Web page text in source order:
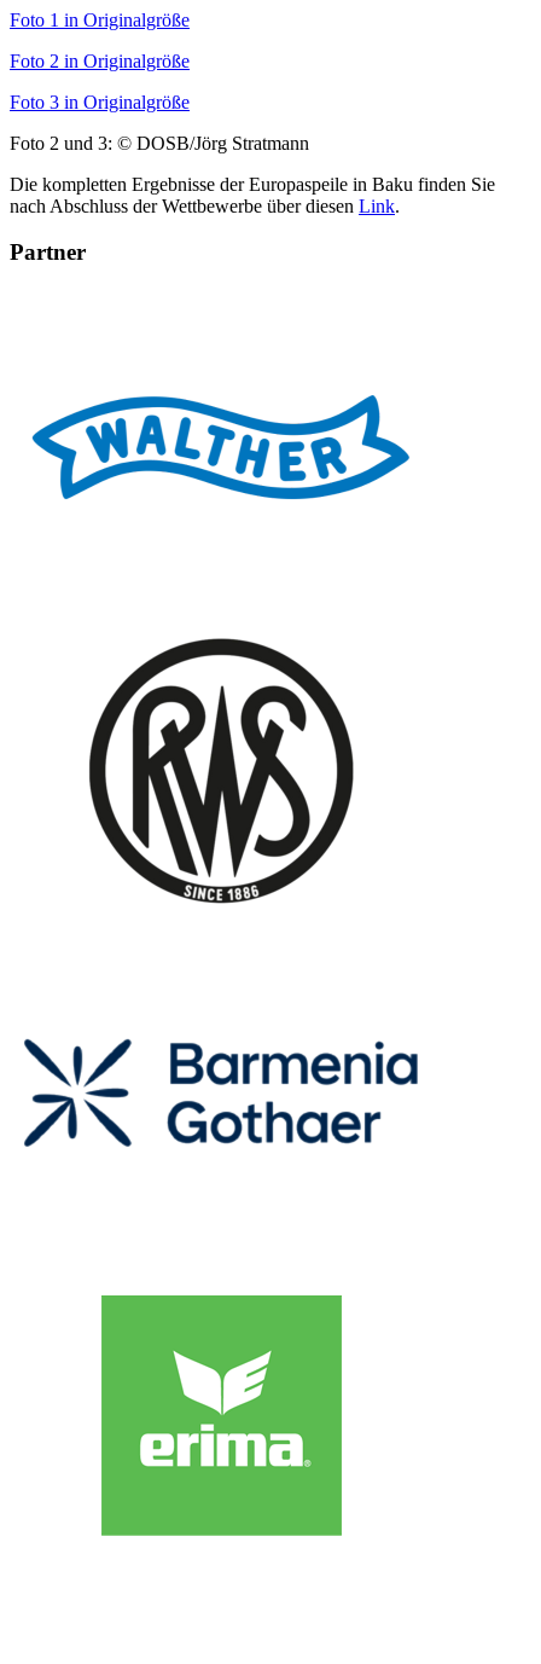
Foto 1 in Originalgröße
Foto 2 in Originalgröße
Foto 3 in Originalgröße
Foto 2 und 3: © DOSB/Jörg Stratmann
Die kompletten Ergebnisse der Europaspeile in Baku finden Sie
nach Abschluss der Wettbewerbe über diesen Link.
Partner